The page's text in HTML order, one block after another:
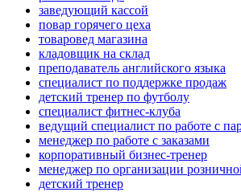
заведующий кассой
повар горячего цеха
товаровед магазина
кладовщик на склад
преподаватель английского языка
специалист по поддержке продаж
детский тренер по футболу
специалист фитнес-клуба
ведущий специалист по работе с
менеджер по работе с заказами
корпоративный бизнес-тренер
менеджер по организации
детский тренер